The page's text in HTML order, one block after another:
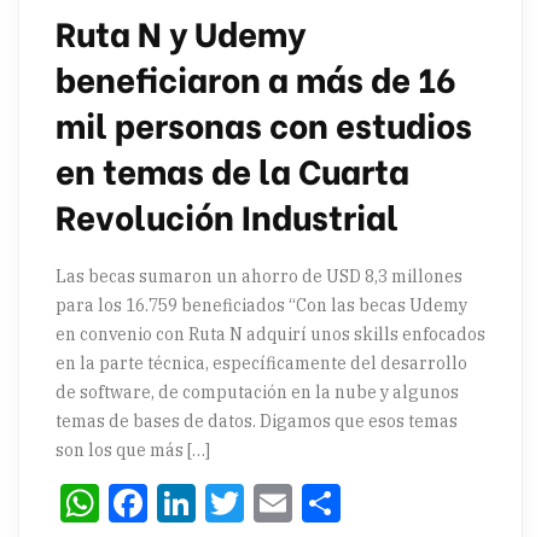
Ruta N y Udemy
beneficiaron a más de 16
mil personas con estudios
en temas de la Cuarta
Revolución Industrial
Las becas sumaron un ahorro de USD 8,3 millones
para los 16.759 beneficiados “Con las becas Udemy
en convenio con Ruta N adquirí unos skills enfocados
en la parte técnica, específicamente del desarrollo
de software, de computación en la nube y algunos
temas de bases de datos. Digamos que esos temas
son los que más […]
WhatsApp
Facebook
LinkedIn
Twitter
Email